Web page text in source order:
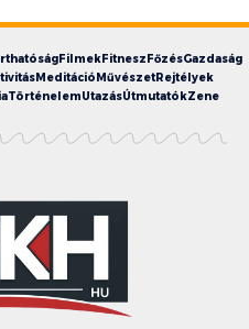
FilmekFitneszFőzésGazdaság
MeditációMűvészetRejtélyek
TörténelemUtazásÚtmutatókZene